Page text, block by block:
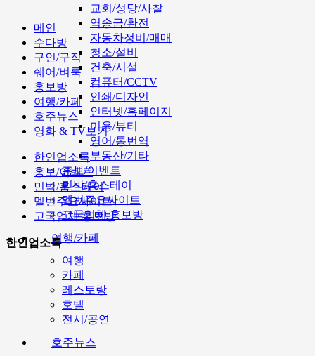
교회/성당/사찰
역송금/환전
자동차정비/매매
청소/설비
건축/시설
컴퓨터/CCTV
인쇄/디자인
인터넷/홈페이지
미용/뷰티
영어/통번역
부동산/기타
홍보/이벤트
민박/홈스테이
멜번주요싸이트
고국업체 홍보방
여행/카페
여행
카페
레스토랑
호텔
전시/공연
호주뉴스
메인
수다방
구인/구직
쉐어/벼룩
홍보방
여행/카페
호주뉴스
영화 & TV보기
한인업소록
홍보/이벤트
민박/홈스테이
멜번주요싸이트
고국업체 홍보방
한인업소록